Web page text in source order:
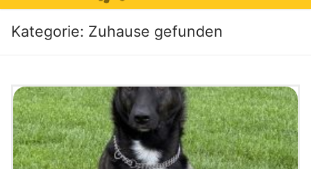
Kategorie: Zuhause gefunden